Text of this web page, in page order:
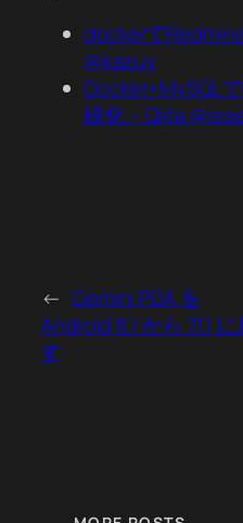
dockerで
@kazuy
Docker+MySQL
続化 – Qiita
← Gemini PDA を
Android 8.1 から 7.1.1
す